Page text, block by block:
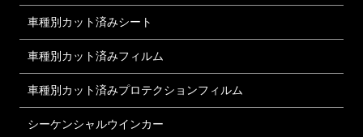
車種別カット済みシート
車種別カット済みフィルム
車種別カット済みプロテクションフィルム
シーケンシャルウインカー